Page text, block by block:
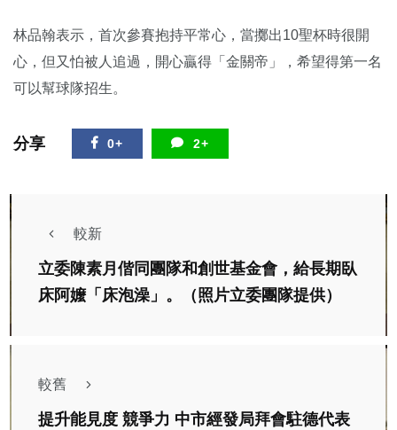
林品翰表示，首次參賽抱持平常心，當擲出10聖杯時很開
心，但又怕被人追過，開心贏得「金關帝」，希望得第一名
可以幫球隊招生。
分享 0+ 2+
較新
立委陳素月偕同團隊和創世基金會，給長期臥
床阿嬤「床泡澡」。（照片立委團隊提供）
較舊
提升能見度 競爭力 中市經發局拜會駐德代表